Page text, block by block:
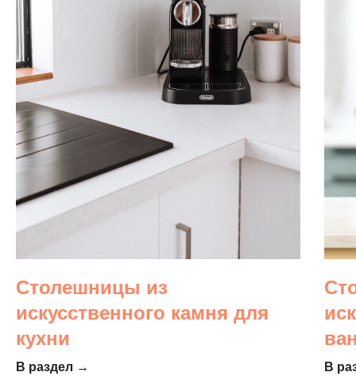
Столешницы из
искусственного камня для
кухни
В раздел → В